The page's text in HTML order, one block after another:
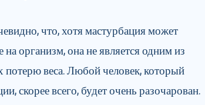
что, хотя мастурбация может
на организм, она не является одним из
веса. Любой человек, который
скорее всего, будет очень разочарован.